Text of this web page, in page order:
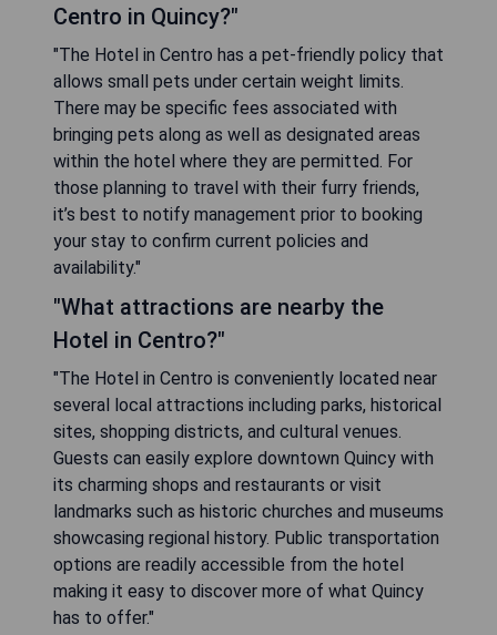
Centro in Quincy?"
"The Hotel in Centro has a pet-friendly policy that
allows small pets under certain weight limits.
There may be specific fees associated with
bringing pets along as well as designated areas
within the hotel where they are permitted. For
those planning to travel with their furry friends,
it’s best to notify management prior to booking
your stay to confirm current policies and
availability."
"What attractions are nearby the
Hotel in Centro?"
"The Hotel in Centro is conveniently located near
several local attractions including parks, historical
sites, shopping districts, and cultural venues.
Guests can easily explore downtown Quincy with
its charming shops and restaurants or visit
landmarks such as historic churches and museums
showcasing regional history. Public transportation
options are readily accessible from the hotel
making it easy to discover more of what Quincy
has to offer."